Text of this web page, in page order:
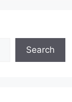
Search